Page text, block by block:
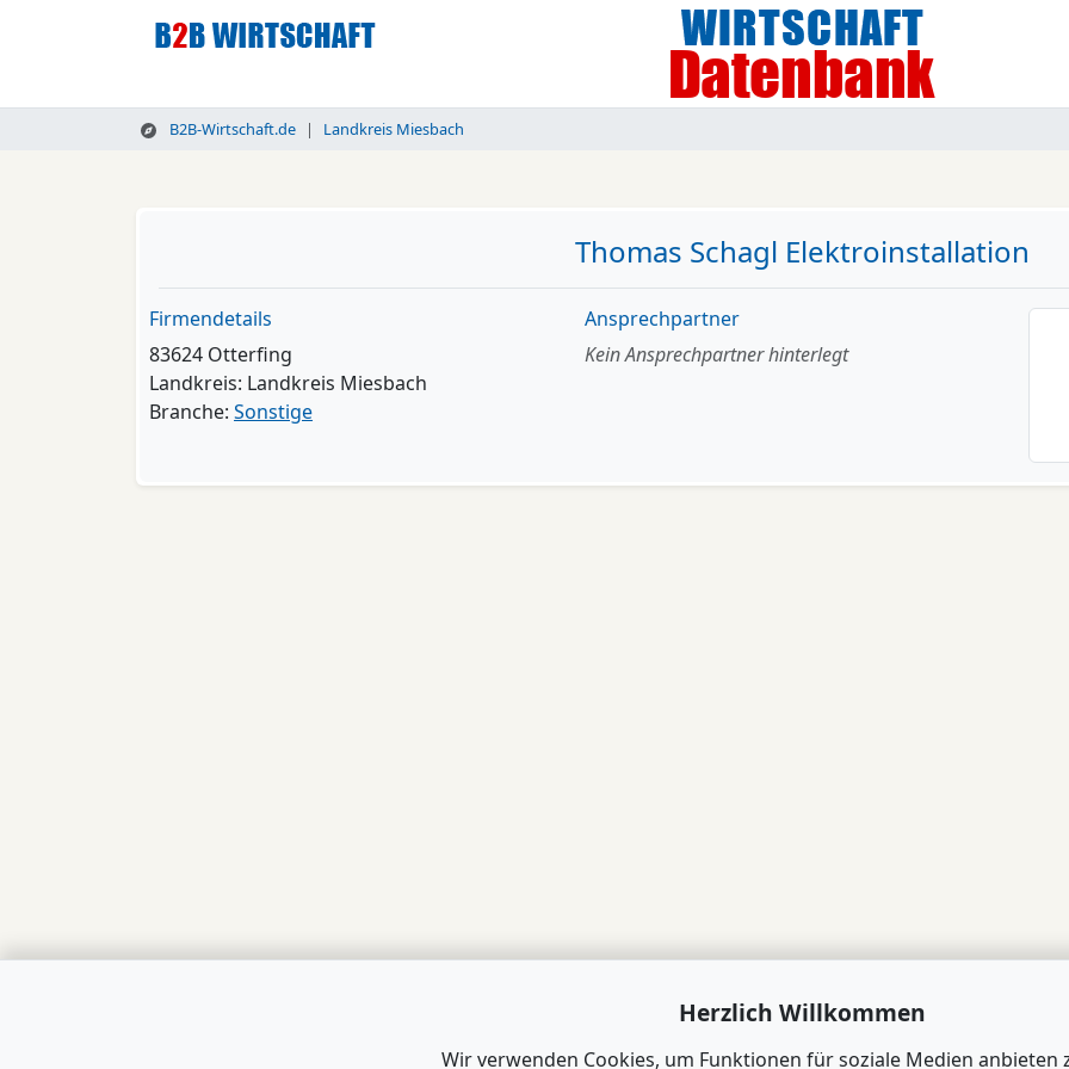
B2B-Wirtschaft.de Landkreis Miesbach
Thomas Schagl Elektroinstallation
Firmendetails
83624 Otterfing
Landkreis: Landkreis Miesbach
Branche: Sonstige
Ansprechpartner
Kein Ansprechpartner hinterlegt
Herzlich Willkommen
Wir verwenden Cookies, um Funktionen für soziale Medien anbieten